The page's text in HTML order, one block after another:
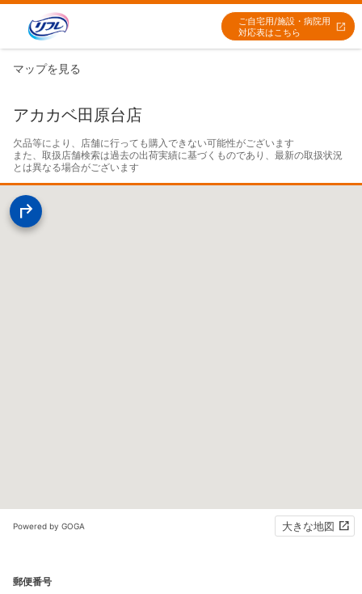
ご自宅用/施設・病院用
対応表はこちら
マップを見る
アカカベ田原台店
欠品等により、店舗に行っても購入できない可能性がございます
また、取扱店舗検索は過去の出荷実績に基づくものであり、最新の取扱状況
とは異なる場合がございます
Powered by GOGA 大きな地図
郵便番号